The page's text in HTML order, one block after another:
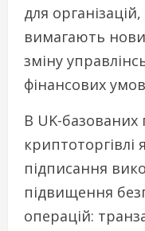
для
вимагають
зміну
фінансових
В UK-базованих
підписання
підвищення
операцій: